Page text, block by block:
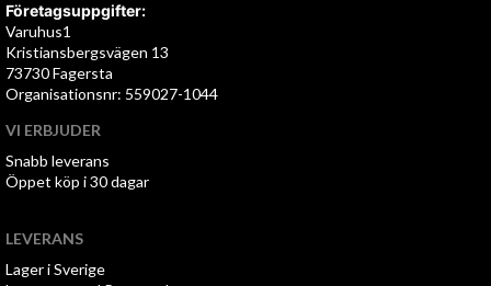
Företagsuppgifter:
Varuhus1
Kristiansbergsvägen 13
73730 Fagersta
Organisationsnr: 559027-1044
VI ERBJUDER
Snabb leverans
Öppet köp i 30 dagar
LEVERANS
Lager i Sverige